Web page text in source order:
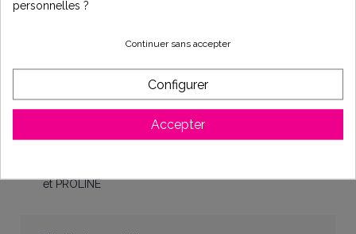
les osmoseurs ECOLUX
Apporte des minéraux et oligo-éléments à l'eau pure
et PROLINE
personnelles ?
Continuer sans accepter
Configurer
Accepter